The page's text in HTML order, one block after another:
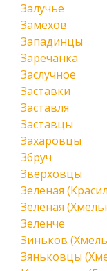
Залучье
Замехов
Западинцы
Заречанка
Заслучное
Заставки
Заставля
Заставцы
Захаровцы
Збруч
Зверховцы
Зеленая
Зеленая
Зеленче
Зиньков
Зяньковцы